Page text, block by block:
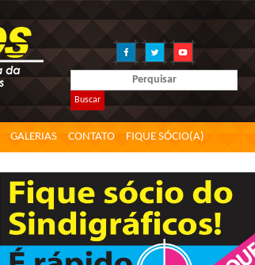
Buscar
GALERIAS CONTATO FIQUE SÓCIO(A)